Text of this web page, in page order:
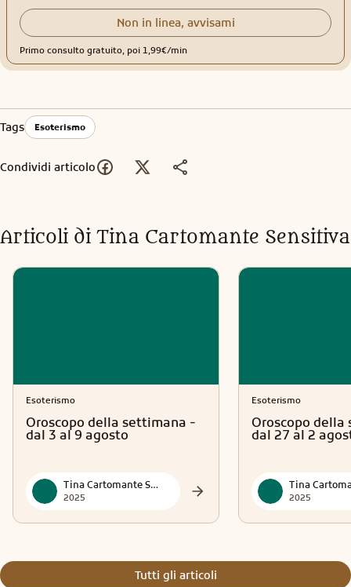
Non in linea, avvisami
Primo consulto gratuito, poi 1,99€/min
Tags Esoterismo
Condividi articolo
Articoli di Tina Cartomante Sensitiva
Esoterismo
Oroscopo della settimana -
dal 3 al 9 agosto
Tina Cartomante Sensitiva
2025
Esoterismo
Oroscopo
dal 27 al 2
2025
Tutti gli articoli